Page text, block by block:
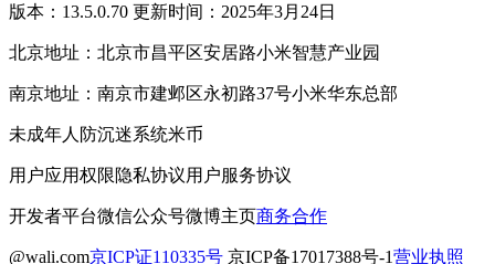
版本：13.5.0.70 更新时间：2025年3月24日
北京地址：北京市昌平区安居路小米智慧产业园
南京地址：南京市建邺区永初路37号小米华东总部
未成年人防沉迷系统米币
用户应用权限隐私协议用户服务协议
开发者平台微信公众号微博主页商务合作
@wali.com京ICP证110335号 京ICP备17017388号-1营业执照